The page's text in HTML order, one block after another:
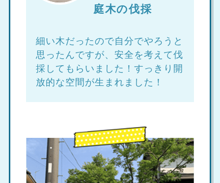
庭木の伐採
細い木だったので自分でやろうと
思ったんですが、安全を考えて伐
採してもらいました！すっきり開
放的な空間が生まれました！